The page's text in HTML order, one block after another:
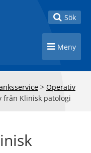
Toggle
Sök
Toggle
Meny
> Operativ
från Klinisk patologi